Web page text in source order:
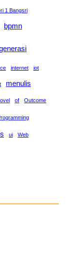
1 Bangsri
bpmn
internet iot
menulis
of Outcome
ui Web